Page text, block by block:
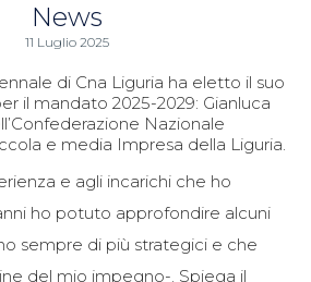
News
11 Luglio 2025
di Cna Liguria ha eletto il suo
il mandato 2025-2029: Gianluca
Nazionale
e media Impresa della Liguria.
e agli incarichi che ho
ho potuto approfondire alcuni
sempre di più strategici e che
del mio impegno-. Spiega il